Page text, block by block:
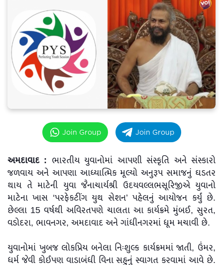
Join Group Join Group
અમદાવાદ : ભારતીય યુવાનોમાં આપણી સંસ્કૃતિ અને સંસ્કારો
જળવાય અને આપણા આધ્યાત્મિક મૂલ્યો અનુરૂપ સમાજનું ઘડતર
થાય તે માટેની યુવા જૈનાચાર્યશ્રી ઉદયવલ્લભસૂરિજીએ યુવાનો
માટેના ખાસ ‘પરફેકટીંગ યુથ સેશન’ પહેલનું આયોજન કર્યું છે.
છેલ્લા 15 વર્ષથી અવિરતપણે ચાલતા આ કાર્યક્રમે મુંબઈ, સુરત,
વડોદરા, ભાવનગર, અમદાવાદ અને ગાંધીનગરમાં ધૂમ મચાવી છે.
યુવાનોમાં ખુબજ લોકપ્રિય બનેલા નિઃશુલ્ક કાર્યક્રમમાં જાતી, ઉંમર,
ધર્મ જેવી કોઈપણ વાડાબંધી વિના સહુનું સ્વાગત કરવામાં આવે છે.